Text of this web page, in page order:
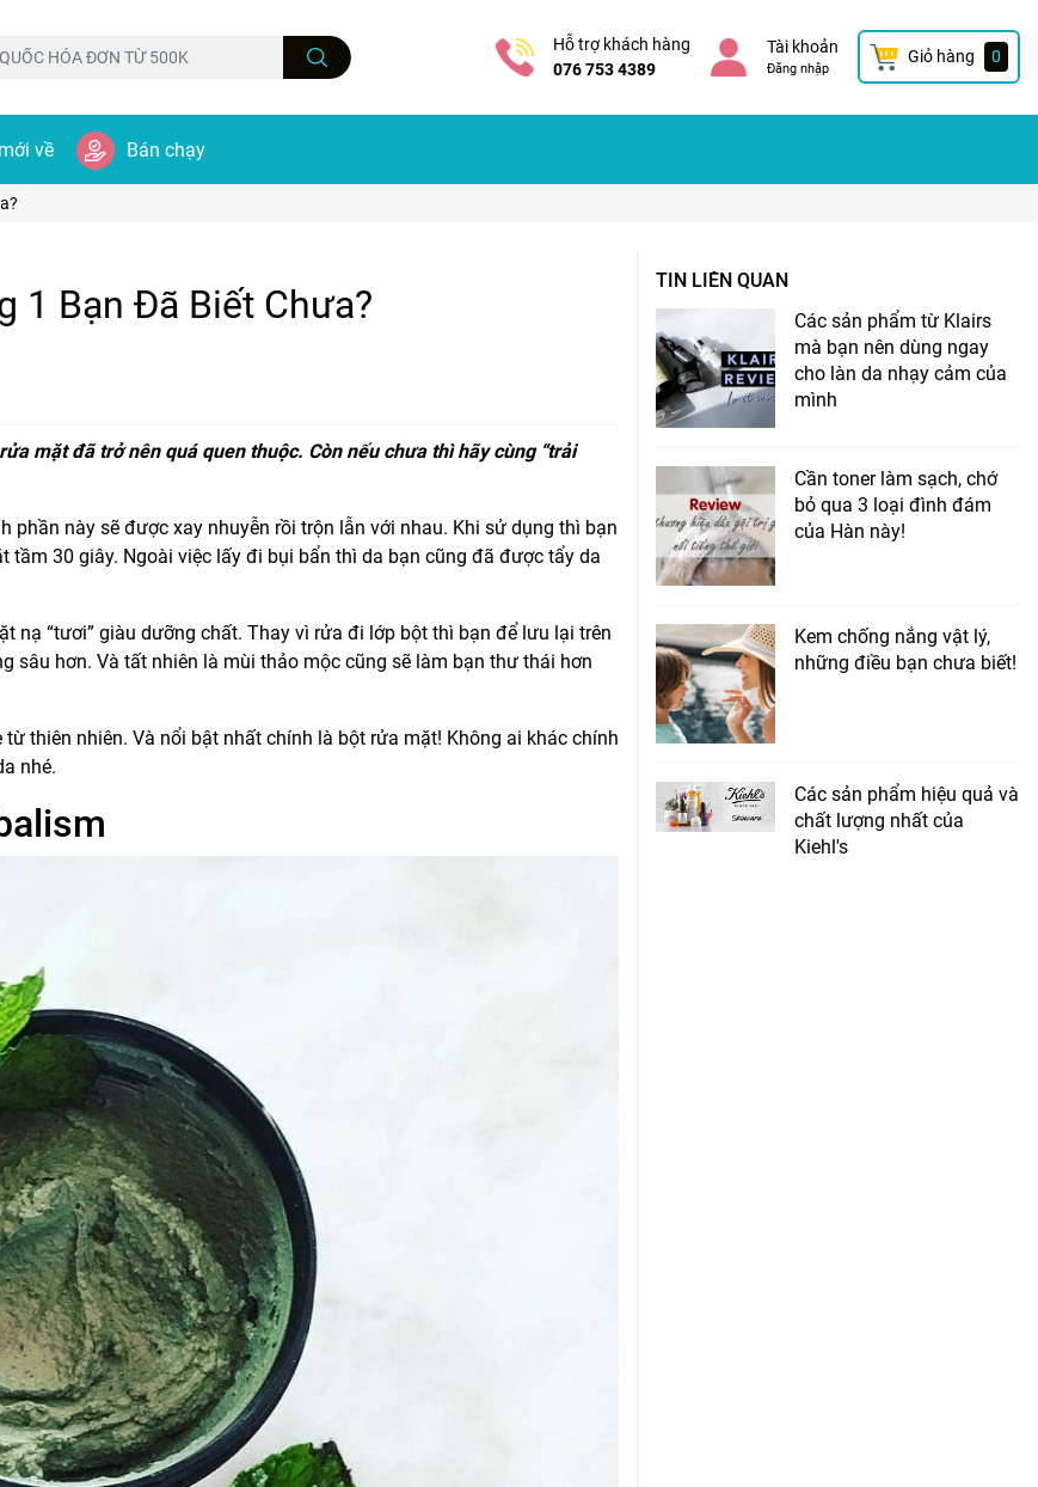
Hỗ trợ khách hàng
076 753 4389
Tài khoản
Đăng nhập
Giỏ hàng 0
về Bán chạy
1 Bạn Đã Biết Chưa?
mặt đã trở nên quá quen thuộc. Còn nếu chưa thì hãy cùng “trải
này sẽ được xay nhuyễn rồi trộn lẫn với nhau. Khi sử dụng thì bạn
30 giây. Ngoài việc lấy đi bụi bẩn thì da bạn cũng đã được tẩy da
nạ “tươi” giàu dưỡng chất. Thay vì rửa đi lớp bột thì bạn để lưu lại trên
sâu hơn. Và tất nhiên là mùi thảo mộc cũng sẽ làm bạn thư thái hơn
thiên nhiên. Và nổi bật nhất chính là bột rửa mặt! Không ai khác chính
nhé.
TIN LIÊN QUAN
Các sản phẩm từ Klairs
mà bạn nên dùng ngay
cho làn da nhạy cảm của
mình
Cần toner làm sạch, chớ
bỏ qua 3 loại đình đám
của Hàn này!
Kem chống nắng vật lý,
những điều bạn chưa biết!
Các sản phẩm hiệu quả và
chất lượng nhất của
Kiehl's